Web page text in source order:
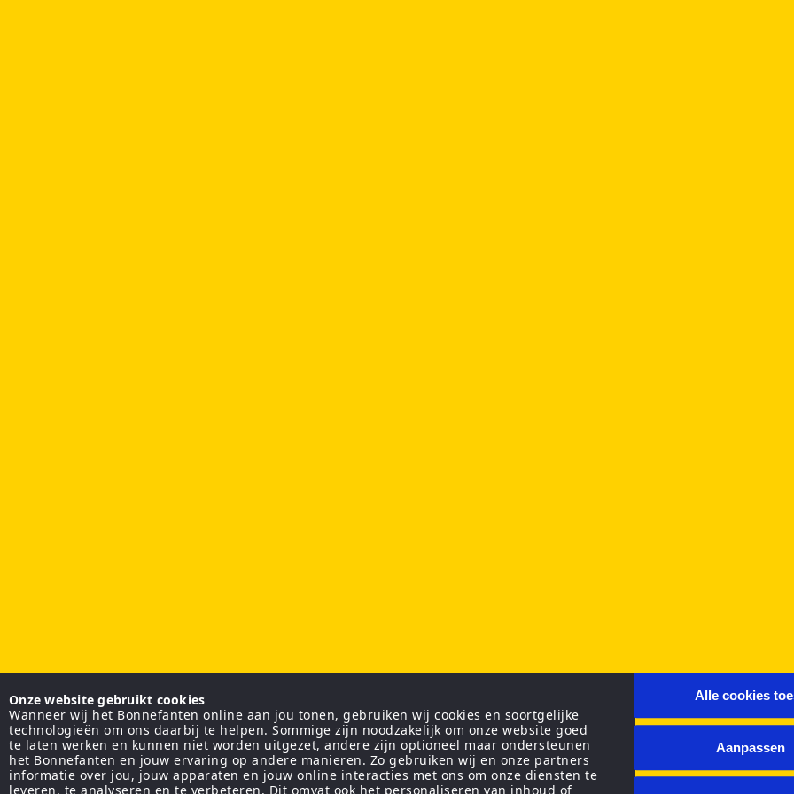
Onze website gebruikt cookies
Wanneer wij het Bonnefanten online aan jou tonen, gebruiken wij cookies en soortgelijke
technologieën om ons daarbij te helpen. Sommige zijn noodzakelijk om onze website goed
te laten werken en kunnen niet worden uitgezet, andere zijn optioneel maar ondersteunen
het Bonnefanten en jouw ervaring op andere manieren. Zo gebruiken wij en onze partners
informatie over jou, jouw apparaten en jouw online interacties met ons om onze diensten te
leveren, te analyseren en te verbeteren. Dit omvat ook het personaliseren van inhoud of
Alle cookies
Aanpassen